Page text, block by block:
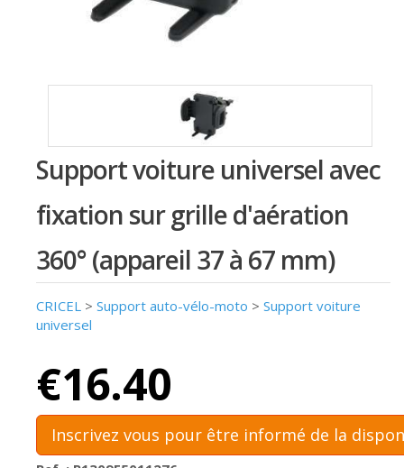
Support voiture universel avec
fixation sur grille d'aération
360° (appareil 37 à 67 mm)
CRICEL > Support auto-vélo-moto > Support voiture
universel
€16.40
Inscrivez vous pour être informé de la